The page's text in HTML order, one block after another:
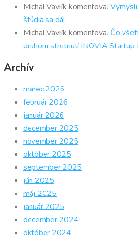
Michal Vavrík komentoval
štúdia sa dá!
Michal Vavrík komentoval Čo
druhom stretnutí INOVIA Startup
Archív
marec 2026
február 2026
január 2026
december 2025
november 2025
október 2025
september 2025
jún 2025
máj 2025
január 2025
december 2024
október 2024